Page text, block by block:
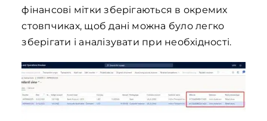
фінансові мітки зберігаються в окремих
стовпчиках, щоб дані можна було легко
зберігати і аналізувати при необхідності.